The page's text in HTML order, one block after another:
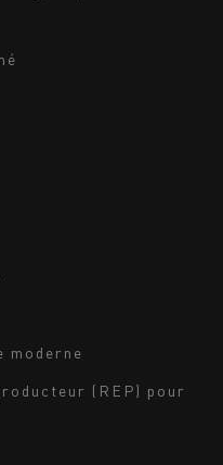
moderne
(REP) pour